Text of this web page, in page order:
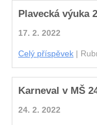
Plavecká výuka
17. 2. 2022
Celý příspěvek |
Karneval v MŠ
24. 2. 2022